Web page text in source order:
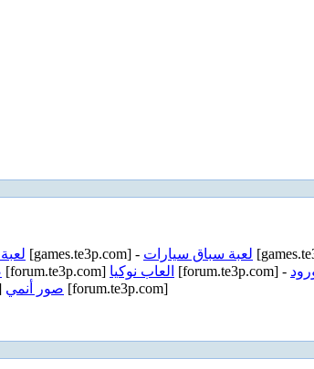
[games.te3p.com] - لعبة سباق سيارات
[forum.te3p.com] العاب نوكيا [forum.te3p.com] -
صور أنمي [forum.te3p.com]